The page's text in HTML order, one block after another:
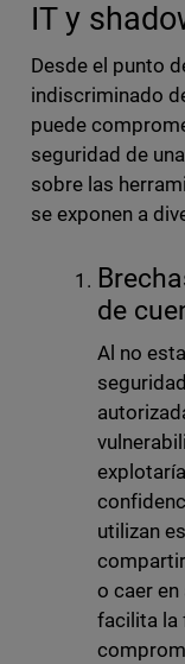
IT y
Desde el punto
indiscriminado
puede
seguridad de
sobre las
se exponen a
de
Al no
utilizan
o caer
facilita la